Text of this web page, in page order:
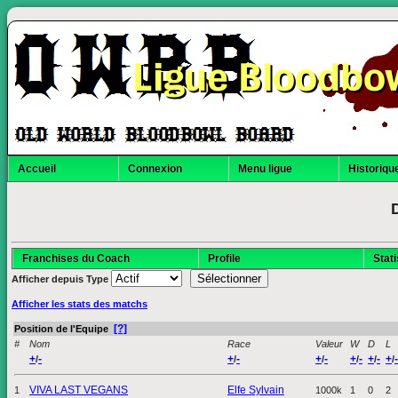
Ligue
Accueil Connexion Menu ligue
Franchises du Coach Profile
Afficher depuis Type
Afficher les stats des matchs
Position de l'Equipe [?]
# Nom Race Valeur W D L
+/- +/- +/- +/- +/- +/-
1 VIVA LAST VEGANS Elfe Sylvain 1000k 1 0
2